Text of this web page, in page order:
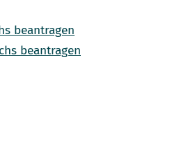
beantragen
beantragen